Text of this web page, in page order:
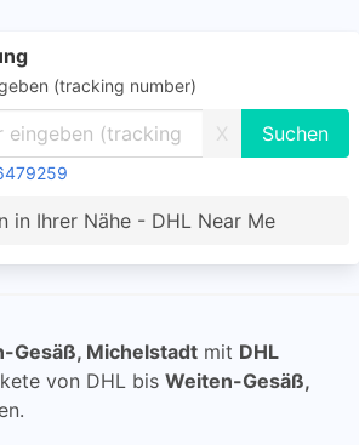
(tracking number)
X
in Ihrer Nähe - DHL Near Me
Gesäß, Michelstadt mit DHL
von DHL bis Weiten-Gesäß,